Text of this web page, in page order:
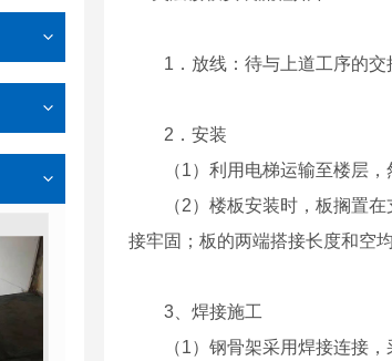
1．放线：待与上道工序的
2．安装
（1）利用电梯运输至楼层
（2）楼板安装时，板搁置
接牢固；板的两端搭接长度和空
3、焊接施工
（1）钢骨架采用焊接连接